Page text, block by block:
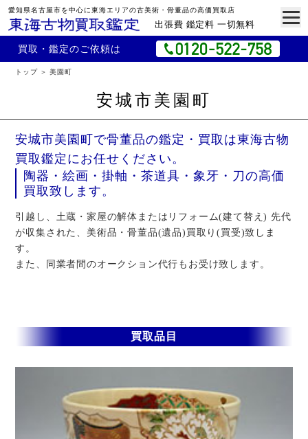
愛知県名古屋市を中心に東海エリアの古美術・骨董品の高価買取店
出張費 鑑定料 一切無料
買取・鑑定のご依頼は
トップ 美園町
安城市美園町
安城市美園町で骨董品の鑑定・買取は東海古物
買取鑑定にお任せください。
陶器・絵画・掛軸・茶道具・象牙・刀の高価
買取致します。
引越し、土蔵・家屋の解体またはリフォーム(建て替え) 先代
が収集された、美術品・骨董品(遺品)買取り(買受)致しま
す。
また、同業者間のオークション代行もお受け致します。
買取品目